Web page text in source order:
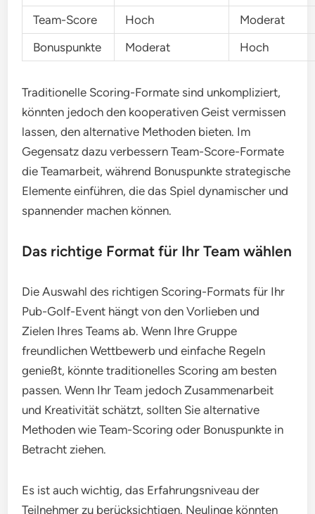
Team-Score Hoch
Moderat
Bonuspunkte
Moderat Hoch
Traditionelle Scoring-Formate sind unkompliziert,
könnten jedoch den kooperativen Geist vermissen
lassen, den alternative Methoden bieten. Im
Gegensatz dazu verbessern Team-Score-Formate
die Teamarbeit, während Bonuspunkte strategische
Elemente einführen, die das Spiel dynamischer und
spannender machen können.
Das richtige Format für Ihr Team wählen
Die Auswahl des richtigen Scoring-Formats für Ihr
Pub-Golf-Event hängt von den Vorlieben und
Zielen Ihres Teams ab. Wenn Ihre Gruppe
freundlichen Wettbewerb und einfache Regeln
genießt, könnte traditionelles Scoring am besten
passen. Wenn Ihr Team jedoch Zusammenarbeit
und Kreativität schätzt, sollten Sie alternative
Methoden wie Team-Scoring oder Bonuspunkte in
Betracht ziehen.
Es ist auch wichtig, das Erfahrungsniveau der
Teilnehmer zu berücksichtigen. Neulinge könnten